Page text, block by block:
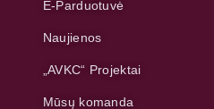
E-Parduotuvė
Naujienos
„AVKC“ Projektai
Mūsų komanda